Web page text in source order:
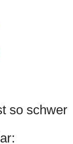
so schwer